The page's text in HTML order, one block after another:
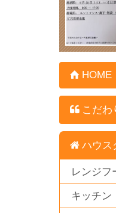
HOME
こだわ
ハウス
レンジフ
キッチン